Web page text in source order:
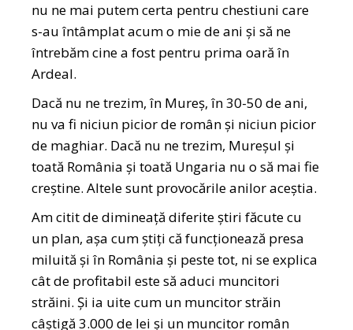
nu ne mai putem certa pentru chestiuni care
s-au întâmplat acum o mie de ani și să ne
întrebăm cine a fost pentru prima oară în
Ardeal.
Dacă nu ne trezim, în Mureș, în 30-50 de ani,
nu va fi niciun picior de român și niciun picior
de maghiar. Dacă nu ne trezim, Mureșul și
toată România și toată Ungaria nu o să mai fie
creștine. Altele sunt provocările anilor aceștia.
Am citit de dimineață diferite știri făcute cu
un plan, așa cum știți că funcționează presa
miluită și în România și peste tot, ni se explica
cât de profitabil este să aduci muncitori
străini. Și ia uite cum un muncitor străin
câștigă 3.000 de lei și un muncitor român